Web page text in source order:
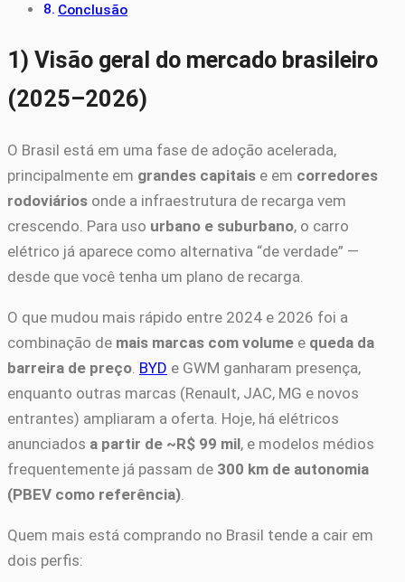
Conclusão
1) Visão geral do mercado brasileiro
(2025–2026)
O Brasil está em uma fase de adoção acelerada,
principalmente em grandes capitais e em corredores
rodoviários onde a infraestrutura de recarga vem
crescendo. Para uso urbano e suburbano, o carro
elétrico já aparece como alternativa “de verdade” —
desde que você tenha um plano de recarga.
O que mudou mais rápido entre 2024 e 2026 foi a
combinação de mais marcas com volume e queda da
barreira de preço BYD e GWM ganharam presença,
enquanto outras marcas (Renault, JAC, MG e novos
entrantes) ampliaram a oferta. Hoje, há elétricos
anunciados a partir de ~R$ 99 mil, e modelos médios
frequentemente já passam de 300 km de autonomia
(PBEV como referência)
Quem mais está comprando no Brasil tende a cair em
dois perfis: